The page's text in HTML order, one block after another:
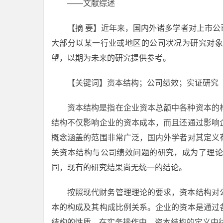
——文献综述
【摘 要】近年来，国内外诸多学者对上市
大部分以某一行业或地区的公司状况为研究对
望，以期为未来的研究提供参考。
【关键词】资本结构；公司绩效；实证研究
资本结构是指在企业资本总额中各种资本
结构不仅影响企业的资本成本，而且还通过影
概念涵盖的范围非常广泛，国内外学者对其定
关资本结构与公司绩效问题的研究，成为了理
同，现有的研究结果尚无统一的结论。
按照现代财务管理理论的要求，资本结构
本的构成及其构成比例关系。企业的资本是通